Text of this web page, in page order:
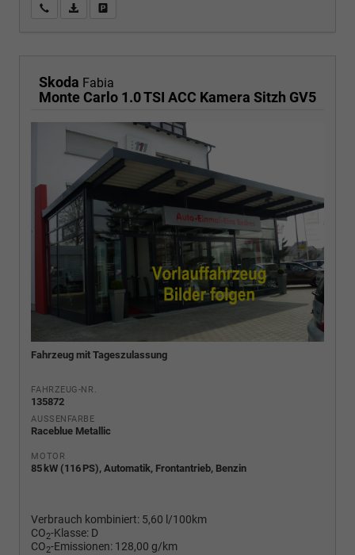
Wir rufen Sie anPDF-Fahrzeugexposé drucken
Skoda Fabia
Monte Carlo 1.0 TSI ACC Kamera Sitzh GV5
Fahrzeug mit Tageszulassung
FAHRZEUG-NR.
135872
AUSSENFARBE
Raceblue Metallic
MOTOR
85 kW (116 PS), Automatik, Frontantrieb, Benzin
Verbrauch kombiniert: 5,60 l/100km
CO2-Klasse: D
CO2-Emissionen: 128,00 g/km